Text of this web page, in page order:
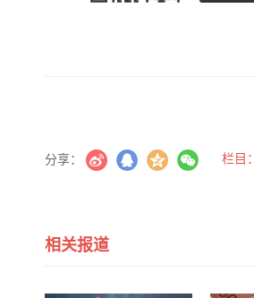
分享： 栏目：
相关报道